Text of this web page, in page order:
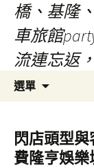
橋、基隆
車旅館
流連忘返
選單
容
閃店頭型
費隆亨娛樂